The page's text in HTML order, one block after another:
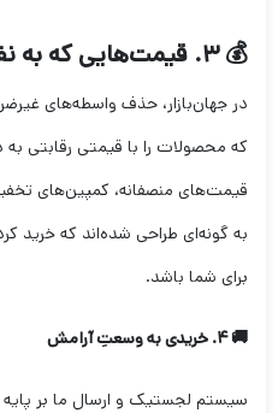
💰 ۳. قیمت‌هایی که به نفع شماست
در جهان‌بازار، حذف واسطه‌های
که محصولات را با قیمتی رقابتی
قیمت‌های منصفانه، کمپین‌های
به گونه‌ای طراحی شده‌اند که خرید
برای شما باشد.
🚚 ۴. خریدی به وسعتِ آرامش
سیستم لجستیک و ارسال ما بر